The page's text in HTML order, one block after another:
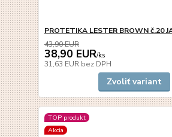
PROTETIKA LESTER BROWN č.20
43,90 EUR
38,90 EUR/ks
31,63 EUR bez DPH
Zvoliť variant
TOP produkt
Akcia